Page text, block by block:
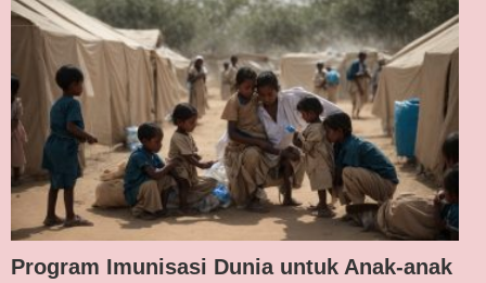
Program Imunisasi Dunia untuk Anak-anak